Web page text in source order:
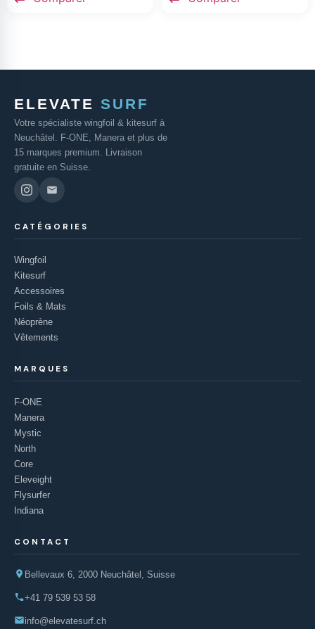
ELEVATE SURF
Votre spécialiste wingfoil & kitesurf à
Neuchâtel. F-ONE, Manera et plus de
15 marques premium. Livraison
gratuite en Suisse.
CATÉGORIES
Wingfoil
Kitesurf
Accessoires
Foils & Mats
Néoprène
Vêtements
MARQUES
F-ONE
Manera
Mystic
North
Core
Eleveight
Flysurfer
Indiana
CONTACT
Bellevaux 6, 2000 Neuchâtel, Suisse
+41 79 539 53 58
info@elevatesurf.ch